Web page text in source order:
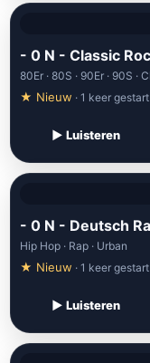
★ Nieuw · 1 keer gestart
▶ Luisteren
Hip Hop · Rap · Urban
★ Nieuw · 1 keer gestart
▶ Luisteren